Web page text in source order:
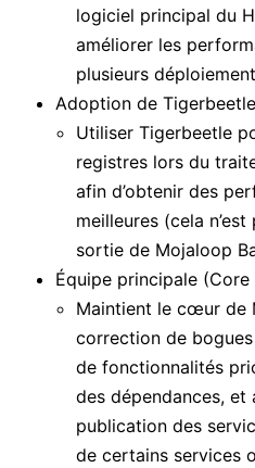
logiciel principal du
améliorer les
plusieurs
Adoption de Tigerbeetle
Utiliser Tigerbeetle
registres lors du
afin d’obtenir des
meilleures (cela
sortie de Mojaloop
Équipe principale (Core
Maintient le cœur de
correction de
de fonctionnalités
des dépendances, et
publication des
de certains services